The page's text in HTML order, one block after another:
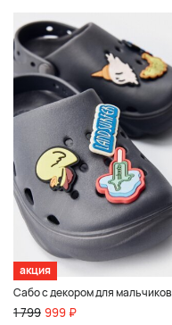
акция
Сабо с декором для мальчиков
1 799 999 ₽